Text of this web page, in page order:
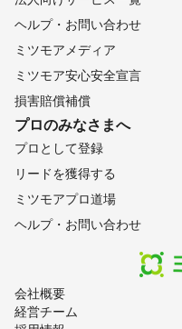
会社概要
経営チーム
ヘルプ・お問い合わせ
ミツモアメディア
ミツモア安心安全宣言
損害賠償補償
プロのみなさまへ
プロとして登録
リードを獲得する
ミツモアプロ道場
ヘルプ・お問い合わせ